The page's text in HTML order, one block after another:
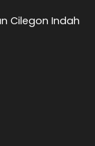
Cilegon Indah